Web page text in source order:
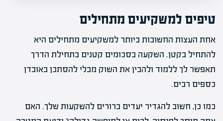
טיפים למשקיעים מתחילים
אחת העצות החשובות ביותר למשקיעים מתחילים היא
להתחיל בקטן. השקעה בסכומים קטנים בתחילת הדרך
תאפשר לך ללמוד ולהבין את השוק מבלי להסתכן באובדן
כספים רבים.
כמו כן, חשוב להגדיר יעדים ברורים להשקעות שלך. האם